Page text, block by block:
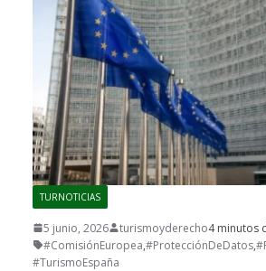
TURNOTICIAS
5 junio, 2026 turismoyderecho4 minutos
#ComisiónEuropea,#ProtecciónDeDatos,
#TurismoEspaña